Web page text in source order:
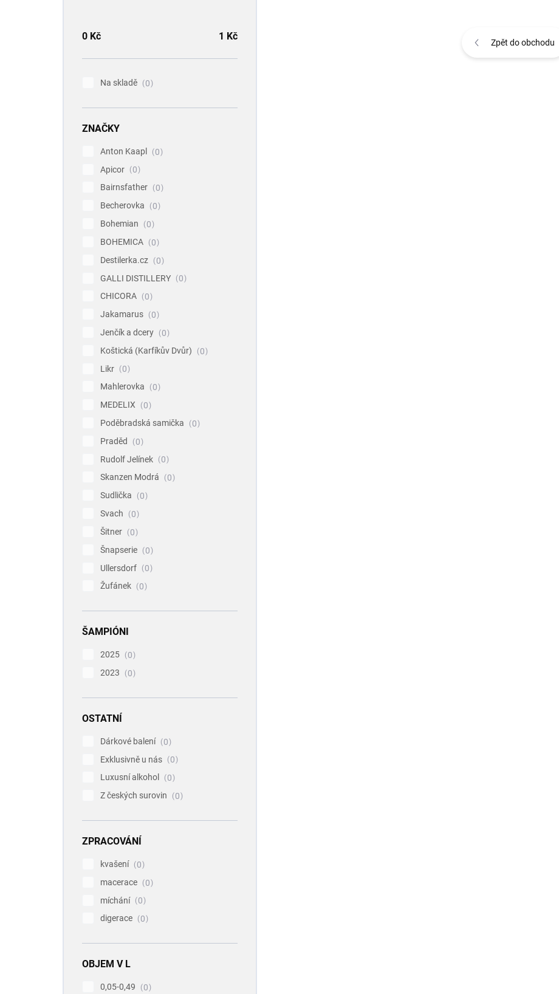
0 Kč 1 Kč
Na skladě 0
ZNAČKY
Anton Kaapl
0
Apicor
0
Bairnsfather
0
Becherovka
0
Bohemian
0
BOHEMICA
0
Destilerka.cz
0
GALLI DISTILLERY
0
CHICORA
0
Jakamarus
0
Jenčík a dcery
0
Koštická (Karfíkův Dvůr)
0
Likr
0
Mahlerovka
0
MEDELIX
0
Poděbradská samička
0
Praděd
0
Rudolf Jelínek
0
Skanzen Modrá
0
Sudlička
0
Svach
0
Šitner
0
Šnapserie
0
Ullersdorf
0
Žufánek
0
ŠAMPIÓNI
2025
0
2023
0
OSTATNÍ
Dárkové balení
0
Exklusivně u nás
0
Luxusní alkohol
0
Z českých surovin
0
ZPRACOVÁNÍ
kvašení
0
macerace
0
míchání
0
digerace
0
OBJEM V L
0,05-0,49
0
Zpět do obchodu